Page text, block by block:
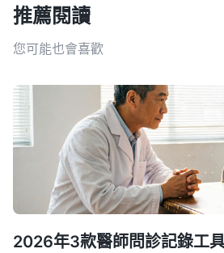
推薦閱讀
您可能也會喜歡
2026年3款醫師問診記錄工